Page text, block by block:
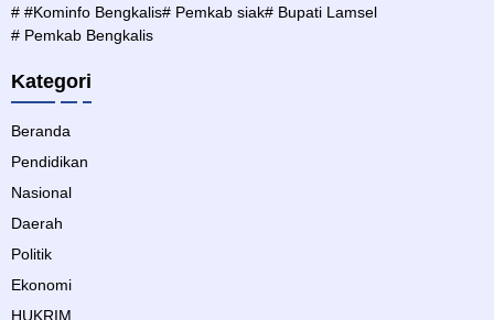
# #Kominfo Bengkalis# Pemkab siak# Bupati Lamsel
# Pemkab Bengkalis
Kategori
Beranda
Pendidikan
Nasional
Daerah
Politik
Ekonomi
HUKRIM